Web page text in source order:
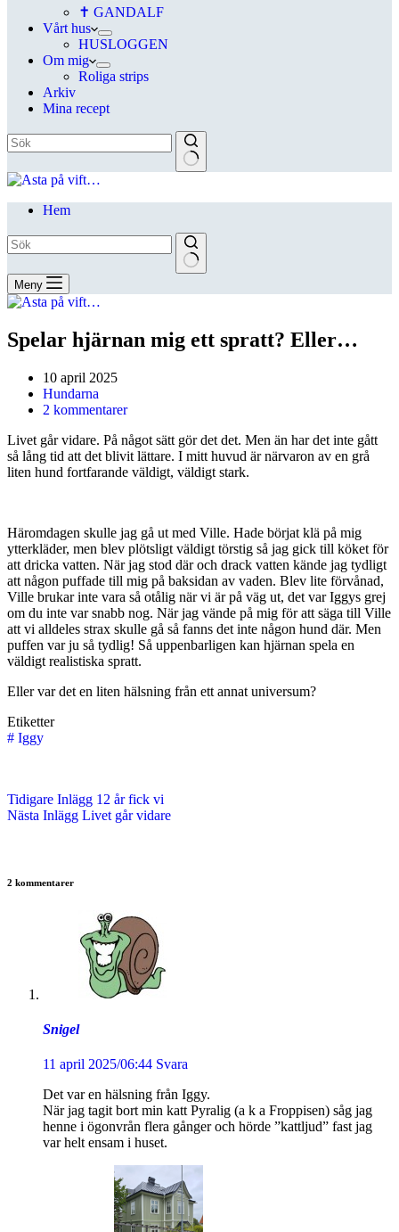
✝ GANDALF
Vårt hus
HUSLOGGEN
Om mig
Roliga strips
Arkiv
Mina recept
Hem
Meny
Spelar hjärnan mig ett spratt? Eller…
10 april 2025
Hundarna
2 kommentarer
Livet går vidare. På något sätt gör det det. Men än har det inte gått
så lång tid att det blivit lättare. I mitt huvud är närvaron av en grå
liten hund fortfarande väldigt, väldigt stark.
Häromdagen skulle jag gå ut med Ville. Hade börjat klä på mig
ytterkläder, men blev plötsligt väldigt törstig så jag gick till köket för
att dricka vatten. När jag stod där och drack vatten kände jag tydligt
att någon puffade till mig på baksidan av vaden. Blev lite förvånad,
Ville brukar inte vara så otålig när vi är på väg ut, det var Iggys grej
om du inte var snabb nog. När jag vände på mig för att säga till Ville
att vi alldeles strax skulle gå så fanns det inte någon hund där. Men
puffen var ju så tydlig! Så uppenbarligen kan hjärnan spela en
väldigt realistiska spratt.
Eller var det en liten hälsning från ett annat universum?
Etiketter
# Iggy
Tidigare Inlägg 12 år fick vi
Nästa Inlägg Livet går vidare
2 kommentarer
Snigel
11 april 2025/06:44 Svara
Det var en hälsning från Iggy.
När jag tagit bort min katt Pyralig (a k a Froppisen) såg jag
henne i ögonvrån flera gånger och hörde ”kattljud” fast jag
var helt ensam i huset.